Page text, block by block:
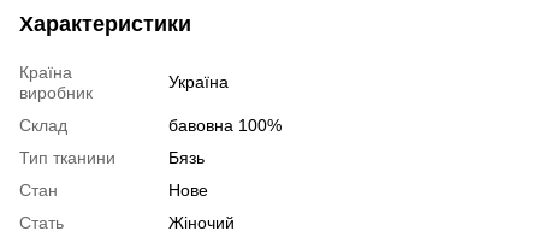
Характеристики
Країна
виробник
Україна
Склад
бавовна 100%
Тип тканини
Бязь
Стан
Нове
Стать
Жіночий